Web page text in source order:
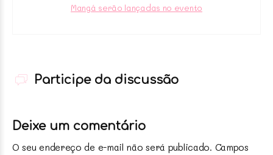
Mangá serão lançadas no evento
Participe da discussão
Deixe um comentário
O seu endereço de e-mail não será publicado. Campos